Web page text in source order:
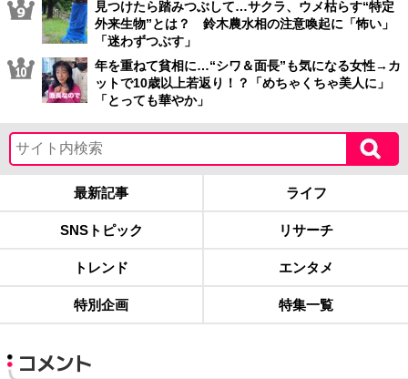
見つけたら踏みつぶして…サクラ、ウメ枯らす“特定
外来生物”とは？ 鈴木農水相の注意喚起に「怖い」
「迷わずつぶす」
年を重ねて貧相に…“シワ＆面長”も気になる女性→カ
ットで10歳以上若返り！？「めちゃくちゃ美人に」
「とっても華やか」
最新記事 ライフ
SNSトピック リサーチ
トレンド エンタメ
特別企画 特集一覧
コメント